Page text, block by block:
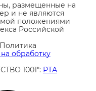
размещенные на
и не являются
положениями
Российской
Политика
обработку
1001": РТА